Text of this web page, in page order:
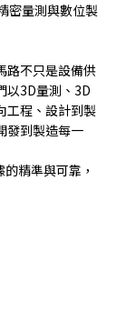
密量測與數位製
路不只是設備供
以3D量測、3D
工程、設計到製
發到製造每一
精準與可靠，